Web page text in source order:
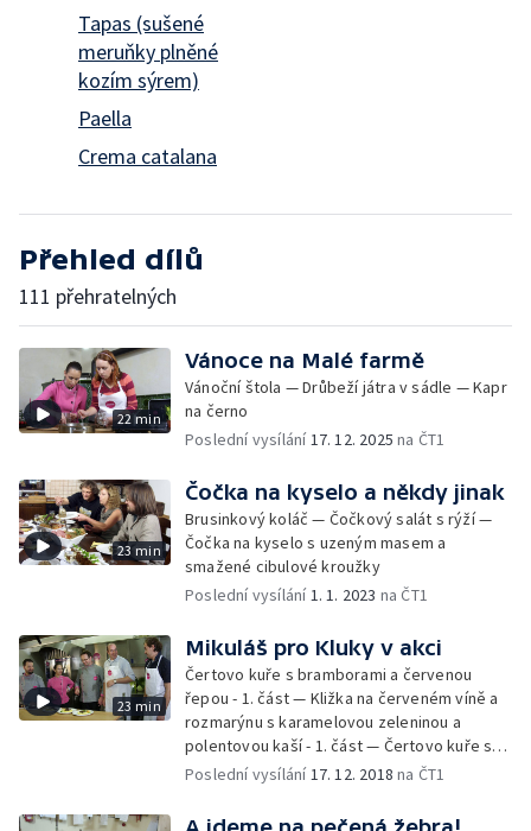
Tapas (sušené
meruňky plněné
kozím sýrem)
Paella
Crema catalana
Přehled dílů
111 přehratelných
22 min
Vánoce na Malé farmě
Vánoční štola — Drůbeží játra v sádle — Kapr
na černo
Poslední vysílání 17. 12. 2025 na ČT1
23 min
Čočka na kyselo a někdy jinak
Brusinkový koláč — Čočkový salát s rýží —
Čočka na kyselo s uzeným masem a
smažené cibulové kroužky
Poslední vysílání 1. 1. 2023 na ČT1
23 min
Mikuláš pro Kluky v akci
Čertovo kuře s bramborami a červenou
řepou - 1. část — Kližka na červeném víně a
rozmarýnu s karamelovou zeleninou a
polentovou kaší - 1. část — Čertovo kuře s
bramborami a červenou řepou - 2. část —
karamelovou zeleninou a polentovou kaší -
Poslední vysílání 17. 12. 2018 na ČT1